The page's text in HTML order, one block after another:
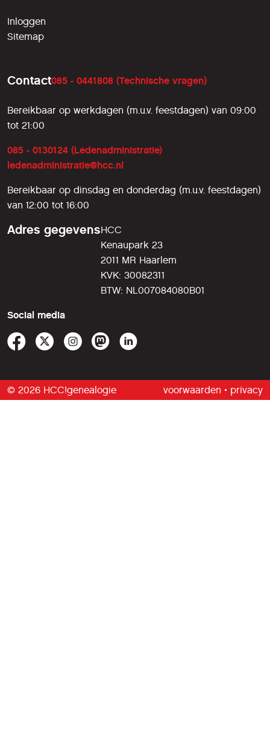
Inloggen
Sitemap
Contact085 - 0441808 (Technische vragen)
Bereikbaar op werkdagen (m.u.v. feestdagen) van 09:00
tot 21:00
085 - 0130124 (Ledenadministratie)
ledenadministratie@hcc.nl
Bereikbaar op dinsdag en donderdag (m.u.v. feestdagen)
van 12:00 tot 16:00
Adres gegevensHCC
Kenaupark 23
2011 MR Haarlem
KVK: 30082311
BTW: NL007084080B01
Social media
© 2026 HCC!genealogie voorwaarden • privacy